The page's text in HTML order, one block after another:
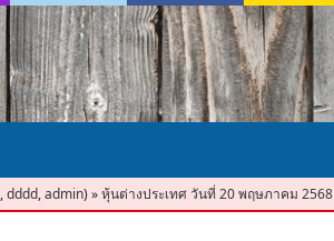
,dddd,admin) »หุ้นต่างประเทศ วันที่ 20 พฤษภาคม 2568